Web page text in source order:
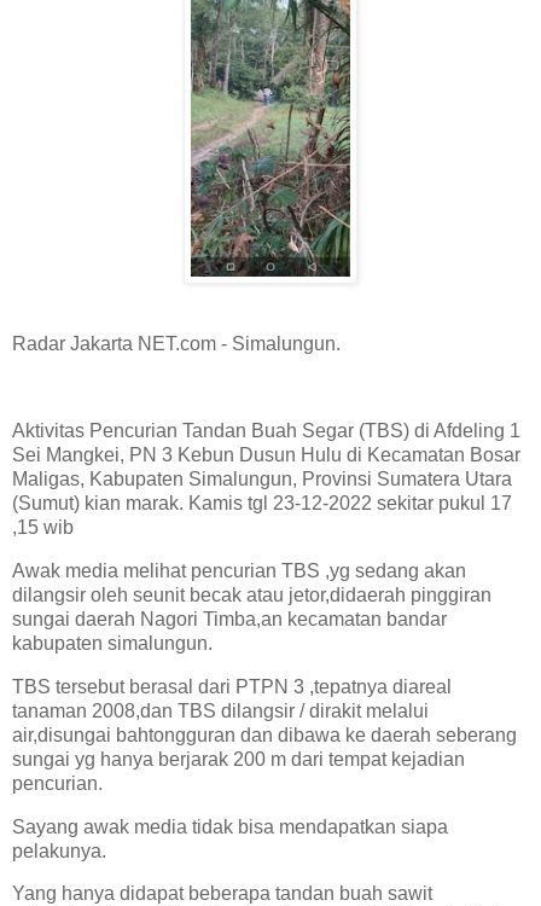
Radar Jakarta NET.com - Simalungun.
Aktivitas Pencurian Tandan Buah Segar (TBS) di Afdeling 1
Sei Mangkei, PN 3 Kebun Dusun Hulu di Kecamatan Bosar
Maligas, Kabupaten Simalungun, Provinsi Sumatera Utara
(Sumut) kian marak. Kamis tgl 23-12-2022 sekitar pukul 17
,15 wib
Awak media melihat pencurian TBS ,yg sedang akan
dilangsir oleh seunit becak atau jetor,didaerah pinggiran
sungai daerah Nagori Timba,an kecamatan bandar
kabupaten simalungun.
TBS tersebut berasal dari PTPN 3 ,tepatnya diareal
tanaman 2008,dan TBS dilangsir / dirakit melalui
air,disungai bahtongguran dan dibawa ke daerah seberang
sungai yg hanya berjarak 200 m dari tempat kejadian
pencurian.
Sayang awak media tidak bisa mendapatkan siapa
pelakunya.
Yang hanya didapat beberapa tandan buah sawit